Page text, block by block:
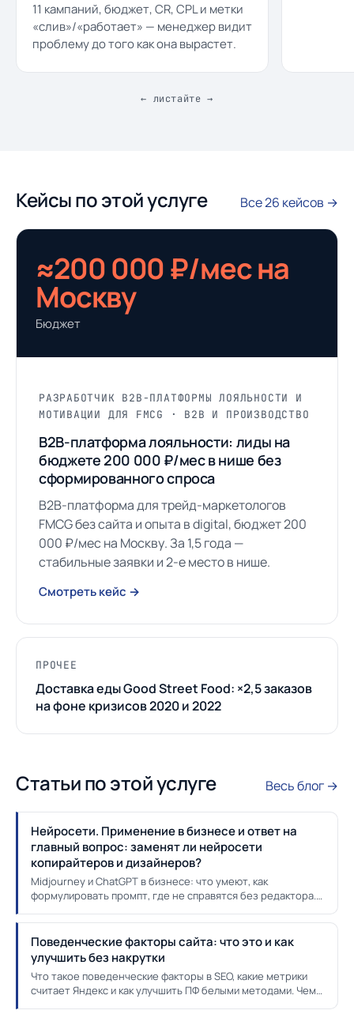
11 кампаний, бюджет, CR, CPL и метки
«слив»/«работает» — менеджер видит
проблему до того как она вырастет.
← листайте →
Кейсы по этой услуге Все 26 кейсов →
≈200 000 ₽/мес на
Москву
Бюджет
РАЗРАБОТЧИК B2B-ПЛАТФОРМЫ ЛОЯЛЬНОСТИ И
МОТИВАЦИИ ДЛЯ FMCG · B2B И ПРОИЗВОДСТВО
B2B-платформа лояльности: лиды на
бюджете 200 000 ₽/мес в нише без
сформированного спроса
B2B-платформа для трейд-маркетологов
FMCG без сайта и опыта в digital, бюджет 200
000 ₽/мес на Москву. За 1,5 года —
стабильные заявки и 2-е место в нише.
Смотреть кейс →
ПРОЧЕЕ
Доставка еды Good Street Food: ×2,5 заказов
на фоне кризисов 2020 и 2022
Статьи по этой услуге Весь блог →
Нейросети. Применение в бизнесе и ответ на
главный вопрос: заменят ли нейросети
копирайтеров и дизайнеров?
Midjourney и ChatGPT в бизнесе: что умеют, как
формулировать промпт, где не справятся без редактора.
Поведенческие факторы сайта: что это и как
улучшить без накрутки
Что такое поведенческие факторы в SEO, какие метрики
считает Яндекс и как улучшить ПФ белыми методами. Чем